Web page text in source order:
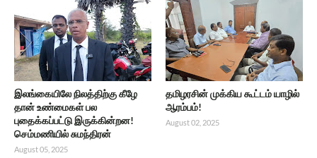
இலங்கையிலே நிலத்திற்கு கீழே
தான் உண்மைகள் பல
புதைக்கப்பட்டு இருக்கின்றன!
செம்மணியில் சுமந்திரன்
August 05, 2025
தமிழரசின் முக்கிய கூட்டம் யாழில்
ஆரம்பம்!
August 02, 2025